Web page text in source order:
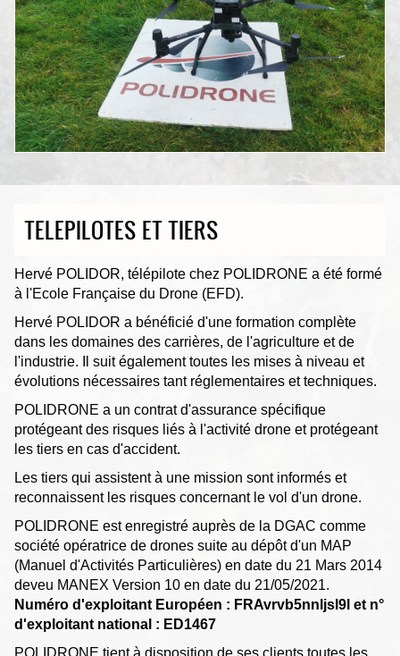
TELEPILOTES ET TIERS
Hervé POLIDOR, télépilote chez POLIDRONE a été formé
à l'Ecole Française du Drone (EFD).
Hervé POLIDOR a bénéficié d'une formation complète
dans les domaines des carrières, de l'agriculture et de
l'industrie. Il suit également toutes les mises à niveau et
évolutions nécessaires tant réglementaires et techniques.
POLIDRONE a un contrat d'assurance spécifique
protégeant des risques liés à l'activité drone et protégeant
les tiers en cas d'accident.
Les tiers qui assistent à une mission sont informés et
reconnaissent les risques concernant le vol d'un drone.
POLIDRONE est enregistré auprès de la DGAC comme
société opératrice de drones suite au dépôt d'un MAP
(Manuel d'Activités Particulières) en date du 21 Mars 2014
deveu MANEX Version 10 en date du 21/05/2021.
Numéro d'exploitant Européen : FRAvrvb5nnljsl9l et n°
d'exploitant national : ED1467
POLIDRONE tient à disposition de ses clients toutes les